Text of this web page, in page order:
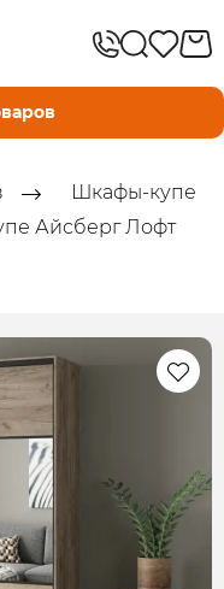
Шкафы-купе
Айсберг Лофт